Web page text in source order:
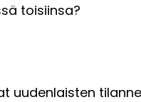
toisiinsa?
uudenlaisten